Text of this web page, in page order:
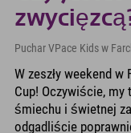
Puchar VPace Kids w
W zeszły weekend
Cup! Oczywiście,
śmiechu i świetnej
odgadliście